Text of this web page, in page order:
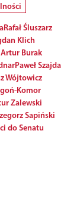
Rafał Śluszarz
Klich
Artur Burak
Paweł Szajda
Wójtowicz
Komor
Zalewski
Sapiński
do Senatu